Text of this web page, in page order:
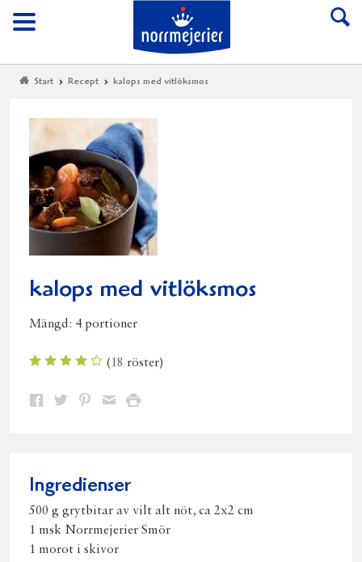
Meny
Till Norrmejerier
Start Recept kalops med vitlöksmos
kalops med vitlöksmos
Mängd: 4 portioner
(18 röster)
Dela Dela Dela DelaSkriv
Ingredienser
500 g grytbitar av vilt alt nöt, ca 2x2 cm
1 msk Norrmejerier Smör
1 morot i skivor